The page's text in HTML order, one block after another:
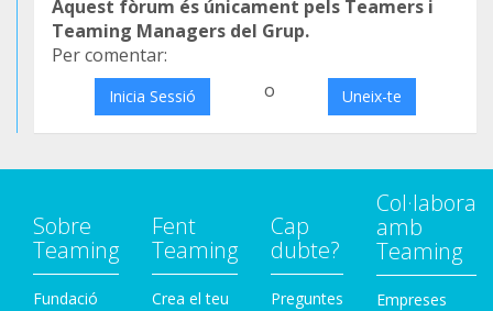
Aquest fòrum és únicament pels Teamers i
Teaming Managers del Grup.
Per comentar:
Inicia Sessió o Uneix-te
Sobre
Teaming
Fundació
Fent
Teaming
Crea el teu
Cap
dubte?
Preguntes
Col·labora
amb
Teaming
Empreses